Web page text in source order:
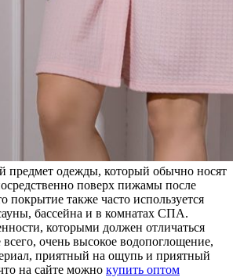
предмет одежды, который обычно носят
поверх пижамы после
также часто используется
бассейна и в комнатах СПА.
которыми должен отличаться
очень высокое водопоглощение,
приятный на ощупь и приятный
на сайте можно купить оптом